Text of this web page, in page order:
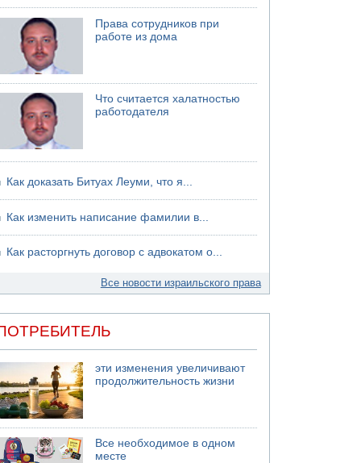
06.08.2026 13:07
Возле Кирьят-Арбы пожар на местности
06.08.2026 12:06
США не будут давить на Израиль в вопросе
06.08.2026 11:41
Трое подростков ограбили сексшоп в Холоне
Права сотрудников при
работе из дома
Что считается халатностью
работодателя
Как доказать Битуах Леуми, что я...
Как изменить написание фамилии в...
Как расторгнуть договор с адвокатом о...
Все новости израильского права
эти изменения увеличивают
продолжительность жизни
Все необходимое в одном
месте